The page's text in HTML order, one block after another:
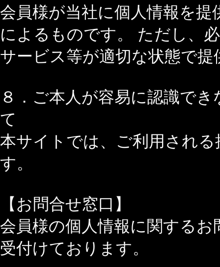
会員様が当社に個人情報を
によるものです。 ただし、
サービス等が適切な状態で
８．ご本人が容易に認識で
て
本サイトでは、ご利用され
す。
【お問合せ窓口】
会員様の個人情報に関する
受付けております。